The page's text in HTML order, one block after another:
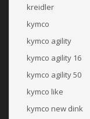
kreidler
kymco
kymco agility
kymco agility 16
kymco agility 50
kymco like
kymco new dink